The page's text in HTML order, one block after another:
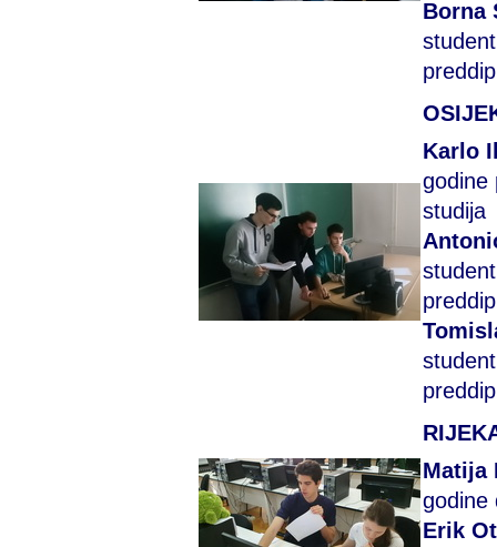
Borna
Karlo
godine
studija
Matija
godine
Erik